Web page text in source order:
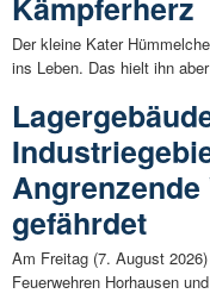
Der kleine Kater
ins Leben. Das hielt ihn
gefährdet
Am Freitag (7. August
Feuerwehren Horhausen